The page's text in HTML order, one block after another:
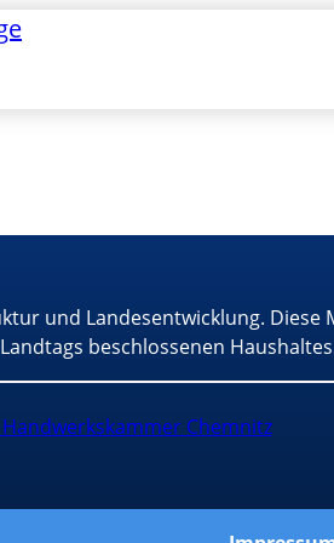
und Landesentwicklung.
beschlossenen